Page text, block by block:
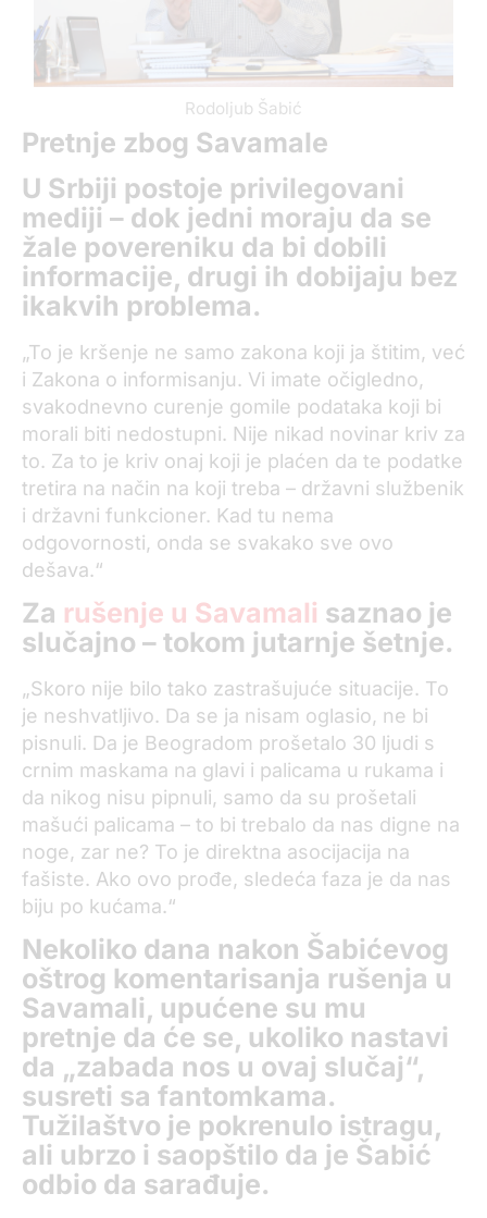
Rodoljub Šabić
Pretnje zbog Savamale
U Srbiji postoje privilegovani
mediji – dok jedni moraju da se
žale povereniku da bi dobili
informacije, drugi ih dobijaju bez
ikakvih problema.
„To je kršenje ne samo zakona koji ja štitim, već
i Zakona o informisanju. Vi imate očigledno,
svakodnevno curenje gomile podataka koji bi
morali biti nedostupni. Nije nikad novinar kriv za
to. Za to je kriv onaj koji je plaćen da te podatke
tretira na način na koji treba – državni službenik
i državni funkcioner. Kad tu nema
odgovornosti, onda se svakako sve ovo
dešava.“
Za rušenje u Savamali saznao je
slučajno – tokom jutarnje šetnje.
„Skoro nije bilo tako zastrašujuće situacije. To
je neshvatljivo. Da se ja nisam oglasio, ne bi
pisnuli. Da je Beogradom prošetalo 30 ljudi s
crnim maskama na glavi i palicama u rukama i
da nikog nisu pipnuli, samo da su prošetali
mašući palicama – to bi trebalo da nas digne na
noge, zar ne? To je direktna asocijacija na
fašiste. Ako ovo prođe, sledeća faza je da nas
biju po kućama.“
Nekoliko dana nakon Šabićevog
oštrog komentarisanja rušenja u
Savamali, upućene su mu
pretnje da će se, ukoliko nastavi
da „zabada nos u ovaj slučaj“,
susreti sa fantomkama.
Tužilaštvo je pokrenulo istragu,
ali ubrzo i saopštilo da je Šabić
odbio da sarađuje.